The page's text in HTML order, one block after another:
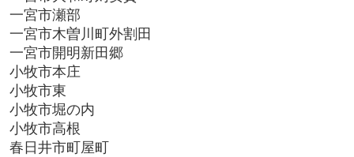
一宮市瀬部
一宮市木曽川町外割田
一宮市開明新田郷
小牧市本庄
小牧市東
小牧市堀の内
小牧市高根
春日井市町屋町